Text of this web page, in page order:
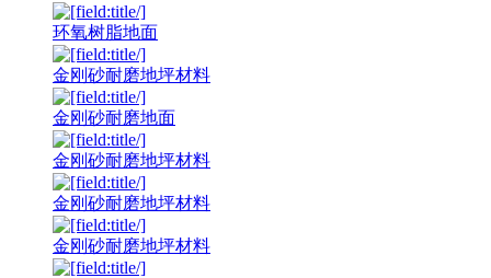
环氧树脂地面
金刚砂耐磨地坪材料
金刚砂耐磨地面
金刚砂耐磨地坪材料
金刚砂耐磨地坪材料
金刚砂耐磨地坪材料